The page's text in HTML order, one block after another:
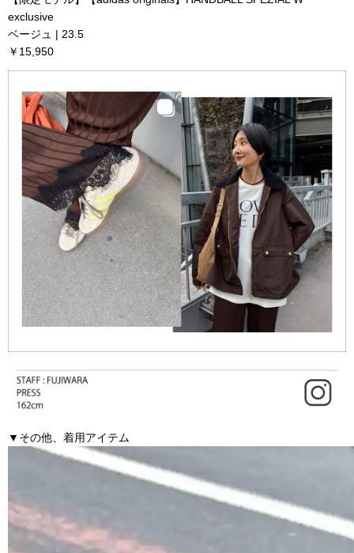
exclusive
ベージュ | 23.5
￥15,950
▼その他、着用アイテム